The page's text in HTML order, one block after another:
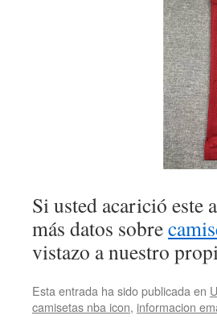
Si usted acarició este
más datos sobre
vistazo a nuestro
Esta entrada ha sido publicada en
camisetas nba icon, informacion